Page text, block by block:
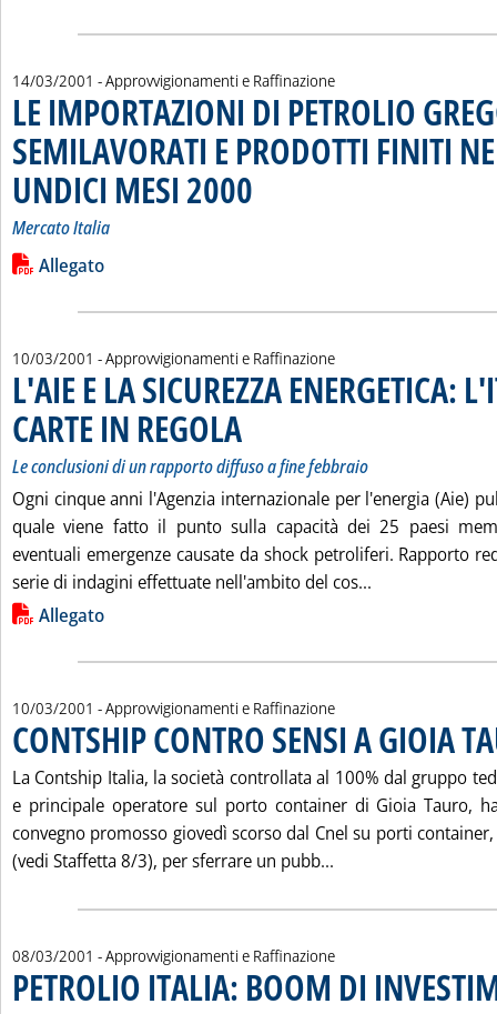
14/03/2001 - Approvvigionamenti e Raffinazione
LE IMPORTAZIONI DI PETROLIO
SEMILAVORATI E PRODOTTI FINITI
UNDICI MESI 2000
Mercato Italia
Leggi tutta la notizia: 'LE IMPORTAZIONI DI PETROLIO
Lista allegati PDF alla notizia
Allegato
10/03/2001 - Approvvigionamenti e Raffinazione
L'AIE E LA SICUREZZA ENERGETICA:
CARTE IN REGOLA
Le conclusioni di un rapporto diffuso a fine febbraio
Ogni cinque anni l'Agenzia internazionale per l'energia (Aie)
quale viene fatto il punto sulla capacità dei 25 paesi
eventuali emergenze causate da shock petroliferi. Rapporto
serie di indagini effettuate nell'ambito del cos...
Lista allegati PDF alla notizia
Allegato
10/03/2001 - Approvvigionamenti e Raffinazione
CONTSHIP CONTRO SENSI A GIOIA
. Pubblicata sabato 10 marzo 2001 alle 15.34.
La Contship Italia, la società controllata al 100% dal gruppo
e principale operatore sul porto container di Gioia Tauro,
convegno promosso giovedì scorso dal Cnel su porti
(vedi Staffetta 8/3), per sferrare un pubb...
08/03/2001 - Approvvigionamenti e Raffinazione
PETROLIO ITALIA: BOOM DI